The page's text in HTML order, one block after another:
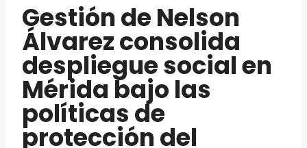
​Gestión de Nelson
Álvarez consolida
despliegue social en
Mérida bajo las
políticas de
protección del